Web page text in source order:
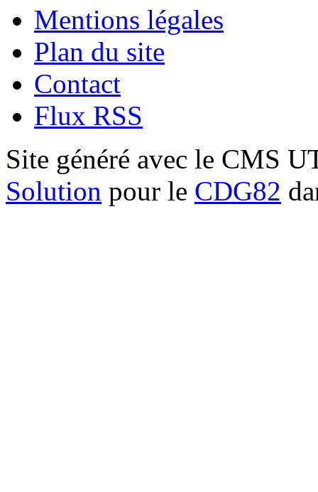
Mentions légales
Plan du site
Contact
Flux RSS
Site généré avec le CMS
Solution pour le CDG82